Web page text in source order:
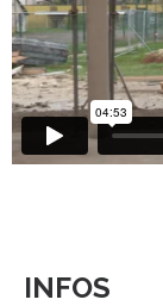
INFOS